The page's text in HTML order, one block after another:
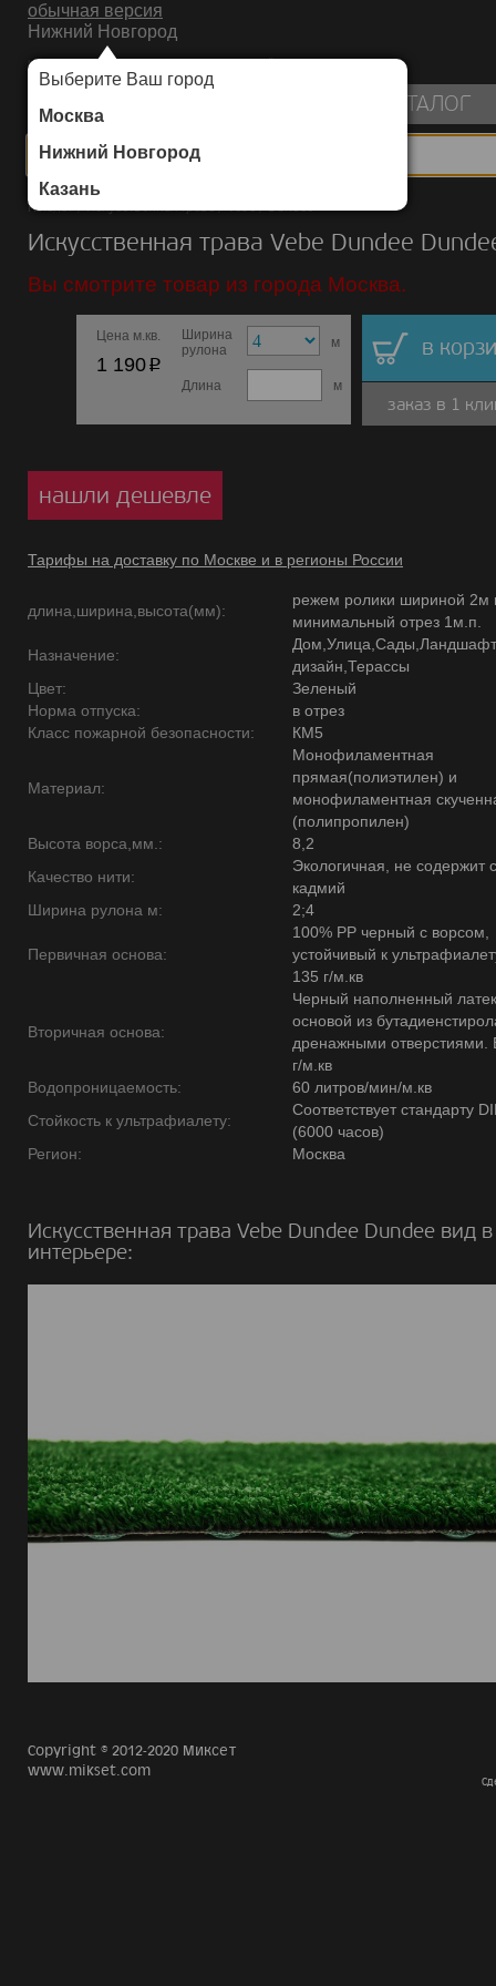
обычная версия
Нижний Новгород
Выберите Ваш город
Москва
Нижний Новгород
Казань
ИНТЕРНЕТ-МАГАЗИН НАПОЛЬНЫХ ПОКРЫТИЙ
КАТАЛОГ
Каталог/Искусственная трава/Vebe/Dundee
Искусственная трава Vebe Dundee
Вы смотрите товар из города Москва.
Цена м.кв.
1 190p
Ширина
рулона
м
Длина м
в
заказ в 1
нашли дешевле
Тарифы на доставку по Москве и в регионы России
длина,ширина,высота(мм):
режем ролики шириной 2м
минимальный отрез 1м.п.
Назначение:
дизайн,Терассы
Цвет:
Зеленый
Норма отпуска:
в отрез
Класс пожарной безопасности:
КМ5
Материал:
Монофиламентная
прямая(полиэтилен) и
монофиламентная
(полипропилен)
Высота ворса,мм.:
8,2
Качество нити:
Экологичная, не содержит
кадмий
Ширина рулона м:
2;4
Первичная основа:
100% PP черный с ворсом,
устойчивый к
135 г/м.кв
Вторичная основа:
Черный наполненный
основой из
дренажными отверстиями.
г/м.кв
Водопроницаемость:
60 литров/мин/м.кв
Стойкость к ультрафиалету:
Соответствует стандарту
(6000 часов)
Регион:
Москва
Искусственная трава Vebe Dundee Dundee вид в
интерьере:
Copyright © 2012-2020 Миксет
www.mikset.com